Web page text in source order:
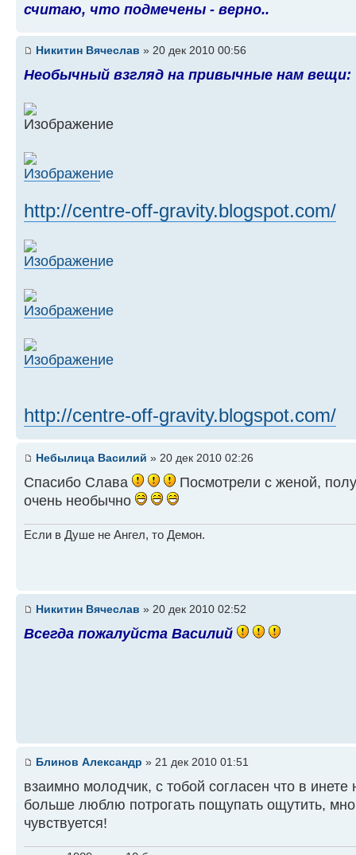
считаю, что подмечены - верно..
Никитин Вячеслав » 20 дек 2010 00:56
Необычный взгляд на привычные нам вещи:
http://centre-off-gravity.blogspot.com/
http://centre-off-gravity.blogspot.com/
Небылица Василий » 20 дек 2010 02:26
Спасибо Слава
Посмотрели с женой,
очень необычно
Если в Душе не Ангел, то Демон.
Никитин Вячеслав » 20 дек 2010 02:52
Всегда пожалуйста Василий
Блинов Александр » 21 дек 2010 01:51
взаимно молодчик, с тобой согласен что в
больше люблю потрогать пощупать ощутить,
чувствуется!